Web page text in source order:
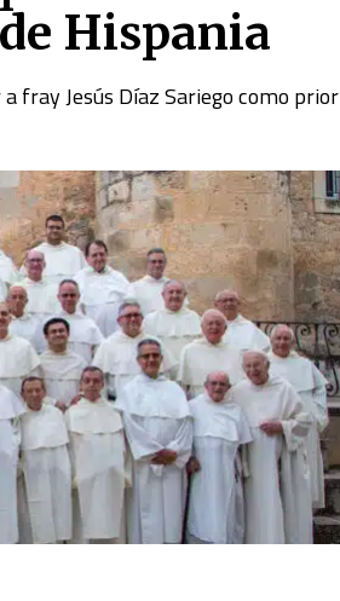
Hispania
fray Jesús Díaz Sariego como prior